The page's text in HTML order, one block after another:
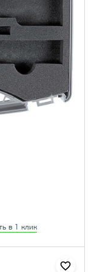
в 1 клик